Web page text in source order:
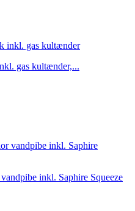
gas kultænder,...
inkl. Saphire Squeeze